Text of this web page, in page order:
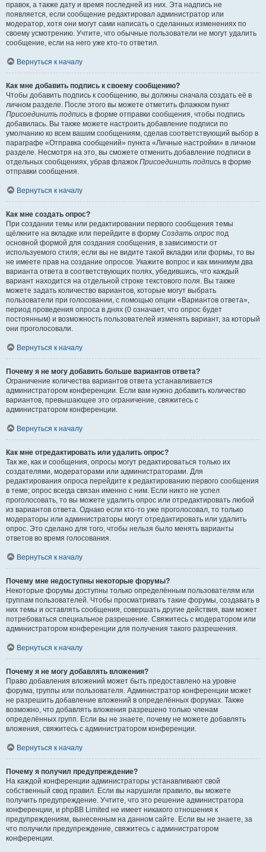
правок, а также дату и время последней из них. Эта надпись не
появляется, если сообщение редактировал администратор или
модератор, хотя они могут сами написать о сделанных изменениях по
своему усмотрению. Учтите, что обычные пользователи не могут удалить
сообщение, если на него уже кто-то ответил.
Вернуться к началу
Как мне добавить подпись к своему сообщению?
Чтобы добавить подпись к сообщению, вы должны сначала создать её в
личном разделе. После этого вы можете отметить флажком пункт
Присоединить подпись в форме отправки сообщения, чтобы подпись
добавилась. Вы также можете настроить добавление подписи по
умолчанию ко всем вашим сообщениям, сделав соответствующий выбор в
параграфе «Отправка сообщений» пункта «Личные настройки» в личном
разделе. Несмотря на это, вы сможете отменить добавление подписи в
отдельных сообщениях, убрав флажок Присоединить подпись в форме
отправки сообщения.
Вернуться к началу
Как мне создать опрос?
При создании темы или редактировании первого сообщения темы
щёлкните на вкладке или перейдите в форму Создать опрос под
основной формой для создания сообщения, в зависимости от
используемого стиля; если вы не видите такой вкладки или формы, то вы
не имеете прав на создание опросов. Укажите вопрос и как минимум два
варианта ответа в соответствующих полях, убедившись, что каждый
вариант находится на отдельной строке текстового поля. Вы также
можете задать количество вариантов, которые могут выбрать
пользователи при голосовании, с помощью опции «Вариантов ответа»,
период проведения опроса в днях (0 означает, что опрос будет
постоянным) и возможность пользователей изменять вариант, за который
они проголосовали.
Вернуться к началу
Почему я не могу добавить больше вариантов ответа?
Ограничение количества вариантов ответа устанавливается
администратором конференции. Если вам нужно добавить количество
вариантов, превышающее это ограничение, свяжитесь с
администратором конференции.
Вернуться к началу
Как мне отредактировать или удалить опрос?
Так же, как и сообщения, опросы могут редактироваться только их
создателями, модераторами или администраторами. Для
редактирования опроса перейдите к редактированию первого сообщения
в теме; опрос всегда связан именно с ним. Если никто не успел
проголосовать, то вы можете удалить опрос или отредактировать любой
из вариантов ответа. Однако если кто-то уже проголосовал, то только
модераторы или администраторы могут отредактировать или удалить
опрос. Это сделано для того, чтобы нельзя было менять варианты
ответов во время голосования.
Вернуться к началу
Почему мне недоступны некоторые форумы?
Некоторые форумы доступны только определённым пользователям или
группам пользователей. Чтобы просматривать такие форумы, создавать в
них темы и оставлять сообщения, совершать другие действия, вам может
потребоваться специальное разрешение. Свяжитесь с модератором или
администратором конференции для получения такого разрешения.
Вернуться к началу
Почему я не могу добавлять вложения?
Право добавления вложений может быть предоставлено на уровне
форума, группы или пользователя. Администратор конференции может
не разрешить добавление вложений в определённых форумах. Также
возможно, что добавлять вложения разрешено только членам
определённых групп. Если вы не знаете, почему не можете добавлять
вложения, свяжитесь с администратором конференции.
Вернуться к началу
Почему я получил предупреждение?
На каждой конференции администраторы устанавливают свой
собственный свод правил. Если вы нарушили правило, вы можете
получить предупреждение. Учтите, что это решение администратора
конференции, и phpBB Limited не имеет никакого отношения к
предупреждениям, вынесенным на данном сайте. Если вы не знаете, за
что получили предупреждение, свяжитесь с администратором
конференции.